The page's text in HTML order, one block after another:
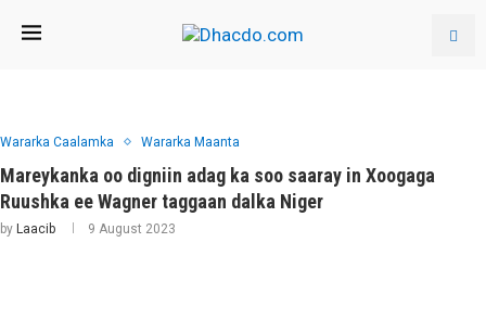
Wararka Caalamka Wararka Maanta
Mareykanka oo digniin adag ka soo saaray in Xoogaga
Ruushka ee Wagner taggaan dalka Niger
by Laacib 9 August 2023